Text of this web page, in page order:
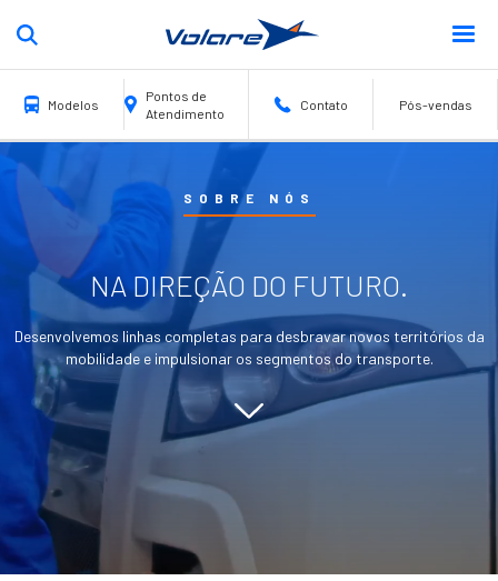
Modelos
Pontos de
Atendimento
Contato Pós-vendas
Escolar
FLY 12
Fly 12 Escolar
Capacidade máxima de
Explore
SOBRE NÓS
NA DIREÇÃO DO FUTURO.
Desenvolvemos linhas completas para desbravar novos territórios da
mobilidade e impulsionar os segmentos do transporte.